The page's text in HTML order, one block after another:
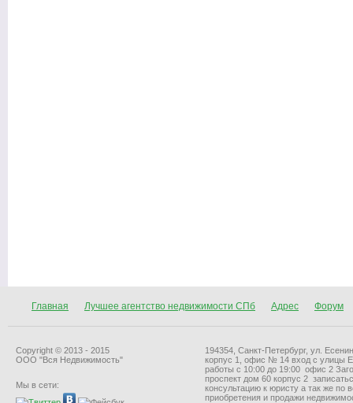
Главная Лучшее агентство недвижимости СПб Адрес Форум
Copyright © 2013 - 2015
ООО "Вся Недвижимость"
Мы в сети:
194354, Санкт-Петербург, ул.
корпус 1, офис № 14 вход с улицы
работы с 10:00 до 19:00 офис 2
проспект дом 60 корпус 2
консультацию к юристу а так же по
приобретения и продажи